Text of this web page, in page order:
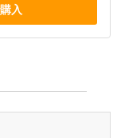
入